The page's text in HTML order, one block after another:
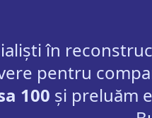
în
pentru
100 și preluăm